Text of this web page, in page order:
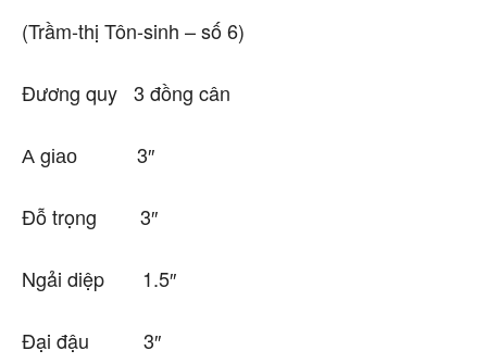
(Trầm-thị Tôn-sinh – số 6)
Đương quy 3 đồng cân
А gіао 3″
Đỗ trọng 3″
Ngải diệp 1.5″
Đại đậu 3″